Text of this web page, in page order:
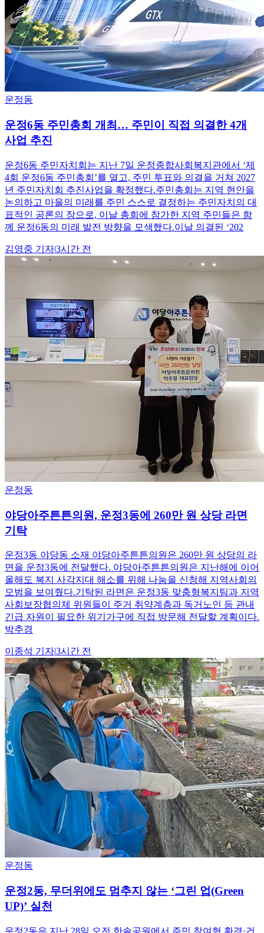
운정동
운정6동 주민총회 개최… 주민이 직접 의결한 4개
사업 추진
운정6동 주민자치회는 지난 7일 운정종합사회복지관에서 ‘제
4회 운정6동 주민총회’를 열고, 주민 투표와 의결을 거쳐 2027
년 주민자치회 추진사업을 확정했다.주민총회는 지역 현안을
논의하고 마을의 미래를 주민 스스로 결정하는 주민자치의 대
표적인 공론의 장으로, 이날 총회에 참가한 지역 주민들은 함
께 운정6동의 미래 발전 방향을 모색했다.이날 의결된 ‘202
김영중 기자|3시간 전
운정동
야당아주튼튼의원, 운정3동에 260만 원 상당 라면
기탁
운정3동 야당동 소재 야당아주튼튼의원은 260만 원 상당의 라
면을 운정3동에 전달했다. 야당아주튼튼의원은 지난해에 이어
올해도 복지 사각지대 해소를 위해 나눔을 신청해 지역사회의
모범을 보여줬다.기탁된 라면은 운정3동 맞춤형복지팀과 지역
사회보장협의체 위원들이 주거 취약계층과 독거노인 등 관내
긴급 자원이 필요한 위기가구에 직접 방문해 전달할 계획이다.
박추경
이종석 기자|3시간 전
운정동
운정2동, 무더위에도 멈추지 않는 ‘그린 업(Green
UP)’ 실천
운정2동은 지난 28일 오전 한솔공원에서 주민 참여형 환경·건